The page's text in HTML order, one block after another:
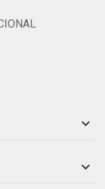

